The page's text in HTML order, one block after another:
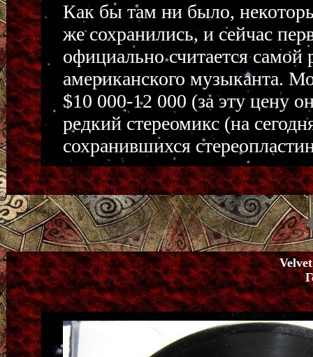
Как бы там ни было,
же сохранились, и сейчас
официально считается самой
американского музыканта.
$10 000-12 000 (за эту цену
редкий стереомикс (на
сохранившихся